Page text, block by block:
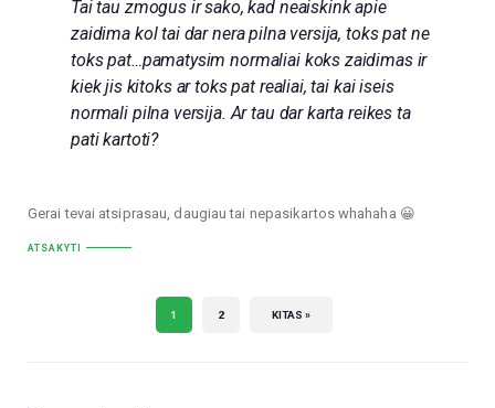
Tai tau zmogus ir sako, kad neaiskink apie
zaidima kol tai dar nera pilna versija, toks pat ne
toks pat…pamatysim normaliai koks zaidimas ir
kiek jis kitoks ar toks pat realiai, tai kai iseis
normali pilna versija. Ar tau dar karta reikes ta
pati kartoti?
Gerai tevai atsiprasau, daugiau tai nepasikartos whahaha 😀
ATSAKYTI
1 2 KITAS »